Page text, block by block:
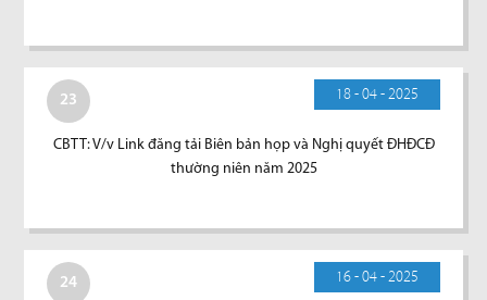
23 18 - 04 - 2025
CBTT: V/v Link đăng tải Biên bản họp và Nghị quyết ĐHĐCĐ
thường niên năm 2025
24 16 - 04 - 2025